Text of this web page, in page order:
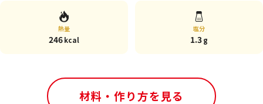
熱量
246kcal
塩分
1.3g
材料・作り方を見る